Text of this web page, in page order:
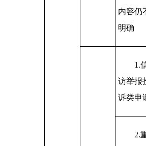
内容仍
明确
1.
访举报
诉类申
2.